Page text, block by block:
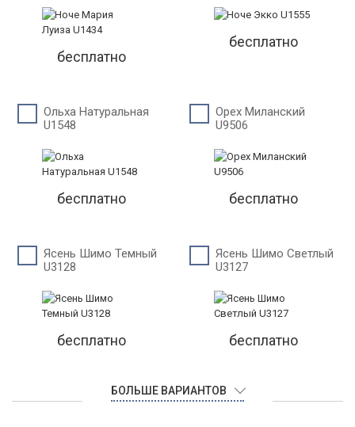
бесплатно
бесплатно
Ольха Натуральная
U1548
бесплатно
Орех Миланский
U9506
бесплатно
Ясень Шимо Темный
U3128
бесплатно
Ясень Шимо Светлый
U3127
бесплатно
БОЛЬШЕ ВАРИАНТОВ